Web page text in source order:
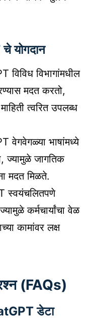
योगदान
विविध विभागांमधील
मदत करतो,
त्वरित उपलब्ध
वेगवेगळ्या भाषांमध्ये
ज्यामुळे जागतिक
मदत मिळते.
स्वयंचलितपणे
कर्मचार्यांचा वेळ
कामांवर लक्ष
(FAQs)
डेटा